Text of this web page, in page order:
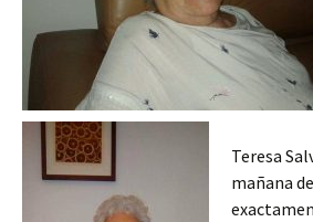
Teresa
mañana